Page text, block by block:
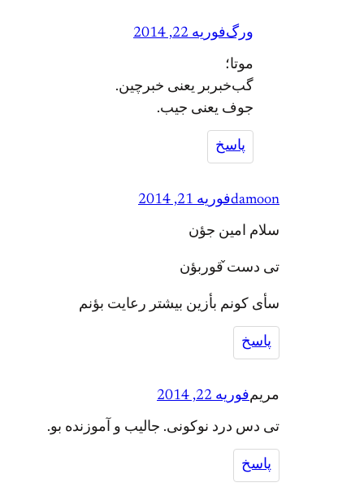
ورگفوریه 22, 2014
موتا؛
گب‌خبربر یعنی خبرچین.
جوف یعنی جیب.
پاسخ
damoonفوریه 21, 2014
سلام امین جؤن
تی دست̌ قوربؤن
سأی کونم بأزین بیشتر رعایت بؤنم
پاسخ
مریمفوریه 22, 2014
تی دس درد نوکونی. جالیب و آموزنده بو.
پاسخ